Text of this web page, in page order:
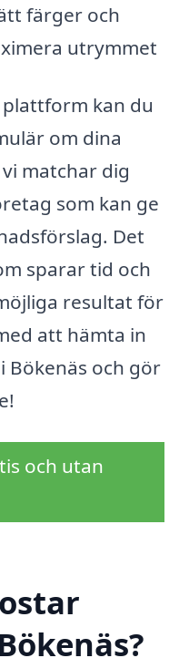
färger och
utrymmet
kan du
om dina
matchar dig
som kan ge
Det
sparar tid och
resultat för
att hämta in
och gör
och utan